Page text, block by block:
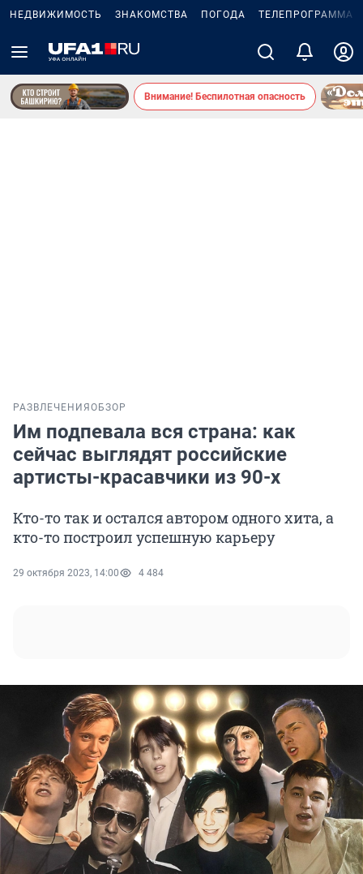
НЕДВИЖИМОСТЬ ЗНАКОМСТВА ПОГОДА ТЕЛЕПРОГРАММА
Внимание! Беспилотная опасность
РАЗВЛЕЧЕНИЯ ОБЗОР
Им подпевала вся страна: как
сейчас выглядят российские
артисты-красавчики из 90-х
Кто-то так и остался автором одного хита, а
кто-то построил успешную карьеру
29 октября 2023, 14:00 4 484